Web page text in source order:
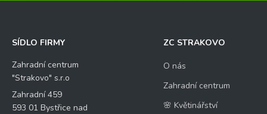
SÍDLO FIRMY
Zahradní centrum
"Strakovo" s.r.o
Zahradní 459
593 01 Bystřice nad
ZC STRAKOVO
O nás
Zahradní centrum
🌸 Květinářství